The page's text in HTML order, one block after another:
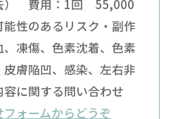
） 費用：1回 55,000
性のあるリスク・副作
凍傷、色素沈着、色素
膚陥凹、感染、左右非
に関する問い合わせ
ォームからどうぞ